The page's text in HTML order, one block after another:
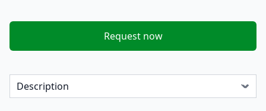
Request now